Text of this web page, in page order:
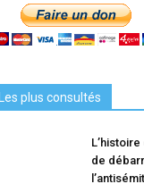
Les plus consultés
de